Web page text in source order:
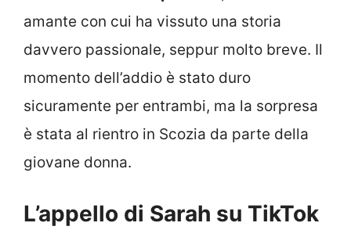
amante con cui ha vissuto una storia
davvero passionale, seppur molto breve. Il
momento dell’addio è stato duro
sicuramente per entrambi, ma la sorpresa
è stata al rientro in Scozia da parte della
giovane donna.
L’appello di Sarah su TikTok